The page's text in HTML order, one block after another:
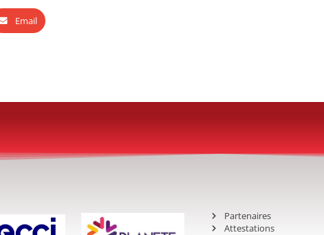
Email
Partenaires
Attestations